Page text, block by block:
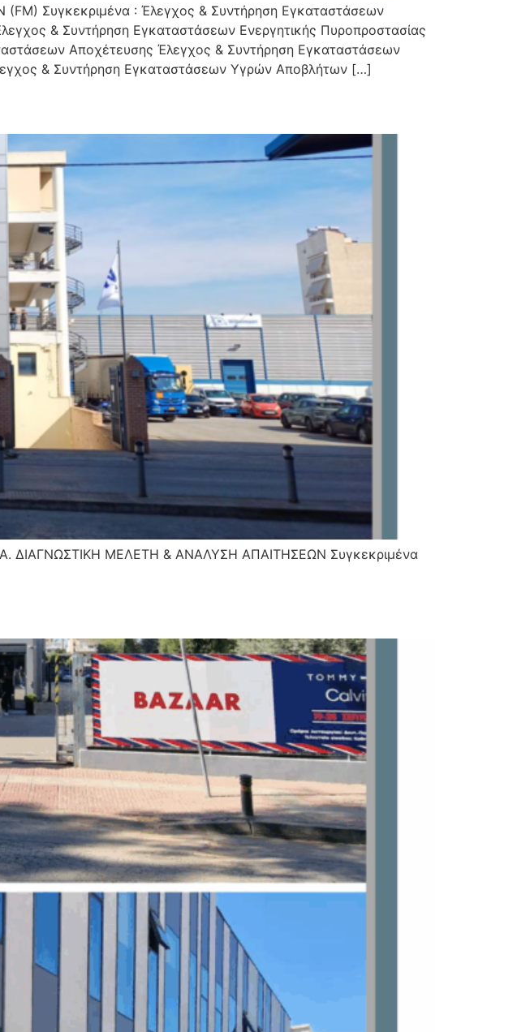
Συγκεκριμένα : Έλεγχος & Συντήρηση Εγκαταστάσεων
& Συντήρηση Εγκαταστάσεων Ενεργητικής Πυροπροστασίας
Αποχέτευσης Έλεγχος & Συντήρηση Εγκαταστάσεων
& Συντήρηση Εγκαταστάσεων Υγρών Αποβλήτων […]
ΔΙΑΓΝΩΣΤΙΚΗ ΜΕΛΕΤΗ & ΑΝΑΛΥΣΗ ΑΠΑΙΤΗΣΕΩΝ Συγκεκριμένα